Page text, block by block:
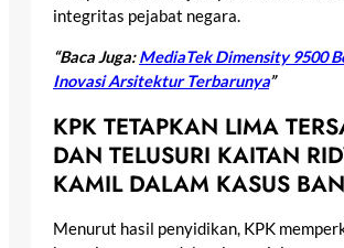
integritas pejabat negara.
“Baca Juga:MediaTek Dimensity 9500
Inovasi Arsitektur Terbarunya”
KPK TETAPKAN LIMA
DAN TELUSURI KAITAN
KAMIL DALAM KASUS
Menurut hasil penyidikan, KPK